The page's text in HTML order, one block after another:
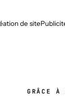
de site
GRÂCE